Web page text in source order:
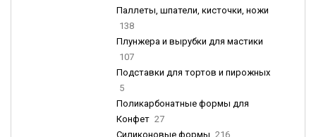
Паллеты, шпатели, кисточки, ножи
138
Плунжера и вырубки для мастики
107
Подставки для тортов и пирожных
5
Поликарбонатные формы для
Конфет 27
Силиконовые формы 216